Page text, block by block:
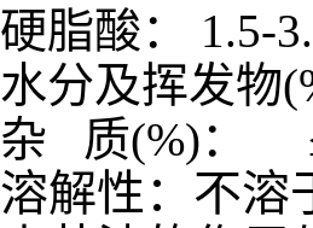
硬脂酸：
水分及挥发物
杂
质(%)：
溶解性：不溶